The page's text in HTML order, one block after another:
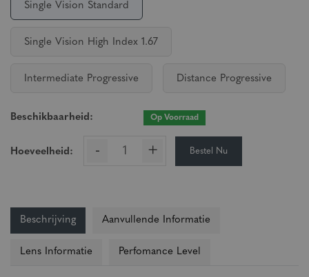
Single Vision Standard
Single Vision High Index 1.67
Intermediate Progressive Distance Progressive
Beschikbaarheid: Op Voorraad
Hoeveelheid: - + Bestel Nu
Beschrijving Aanvullende Informatie
Lens Informatie Perfomance Level